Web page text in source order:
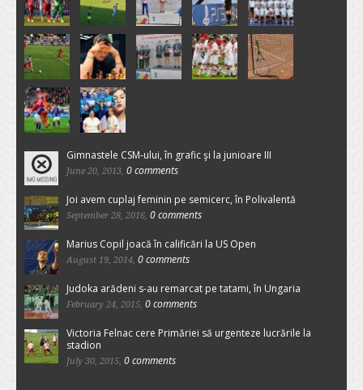
Gimnastele CSM-ului, în grafic şi la junioare III
June 20, 2013, 0 comments
Joi avem cuplaj feminin pe semicerc, în Polivalentă
September 28, 2016, 0 comments
Marius Copil joacă în calificări la US Open
August 19, 2014, 0 comments
Judoka arădeni s-au remarcat pe tatami, în Ungaria
February 24, 2015, 0 comments
Victoria Felnac cere Primăriei să urgenteze lucrările la
stadion
July 30, 2015, 0 comments